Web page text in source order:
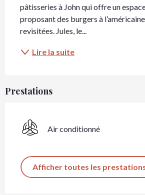
pâtisseries à John qui offre un
proposant des burgers à
revisitées. Jules, le...
Lire la suite
Prestations
Air conditionné
Afficher toutes les